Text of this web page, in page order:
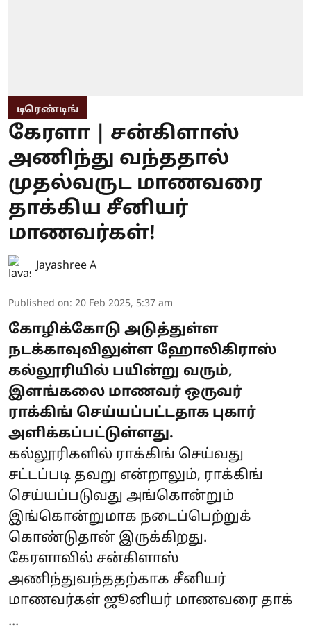
டிரெண்டிங்
கேரளா | சன்கிளாஸ்
அணிந்து வந்ததால்
முதல்வருட மாணவரை
தாக்கிய சீனியர்
மாணவர்கள்!
Jayashree A
Published on: 20 Feb 2025, 5:37 am
கோழிக்கோடு அடுத்துள்ள
நடக்காவுவிலுள்ள ஹோலிகிராஸ்
கல்லூரியில் பயின்று வரும்,
இளங்கலை மாணவர் ஒருவர்
ராக்கிங் செய்யப்பட்டதாக புகார்
அளிக்கப்பட்டுள்ளது.
கல்லூரிகளில் ராக்கிங் செய்வது
சட்டப்படி தவறு என்றாலும், ராக்கிங்
செய்யப்படுவது அங்கொன்றும்
இங்கொன்றுமாக நடைப்பெற்றுக்
கொண்டுதான் இருக்கிறது.
கேரளாவில் சன்கிளாஸ்
அணிந்துவந்ததற்காக சீனியர்
மாணவர்கள் ஜூனியர் மாணவரை தாக்
...